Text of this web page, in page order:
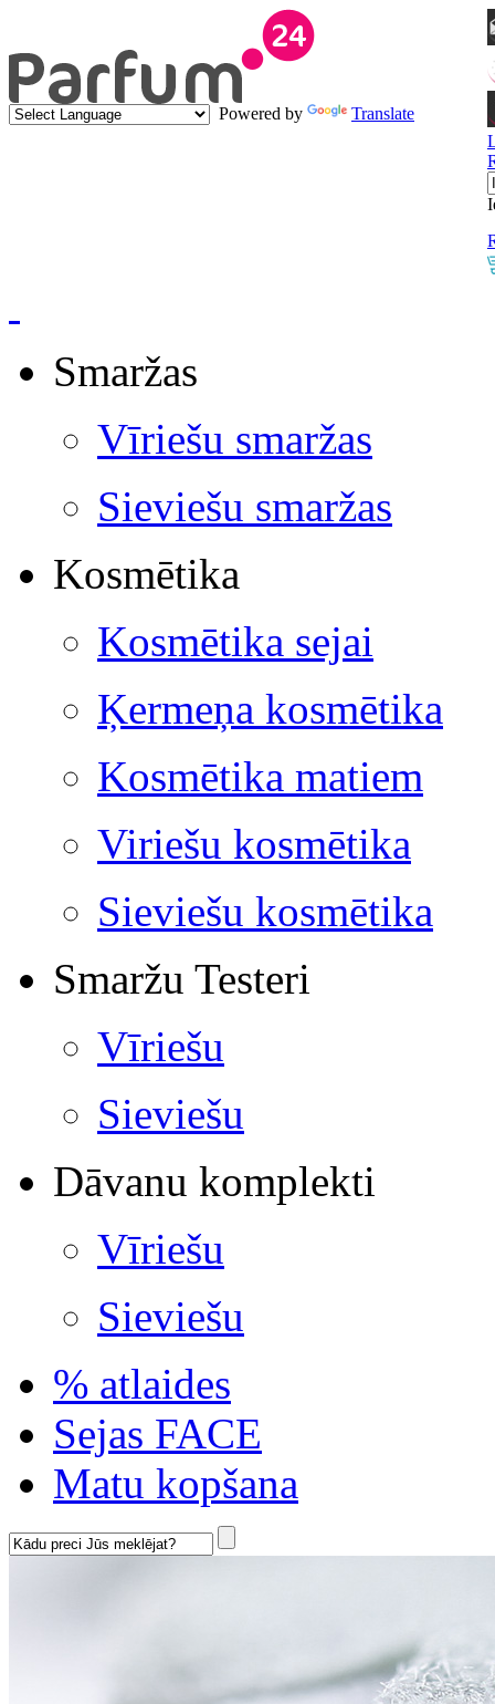
Powered by
Translate
Smaržas
Vīriešu smaržas
Sieviešu smaržas
Kosmētika
Kosmētika sejai
Ķermeņa kosmētika
Kosmētika matiem
Viriešu kosmētika
Sieviešu kosmētika
Smaržu Testeri
Vīriešu
Sieviešu
Dāvanu komplekti
Vīriešu
Sieviešu
% atlaides
Sejas FACE
Matu kopšana